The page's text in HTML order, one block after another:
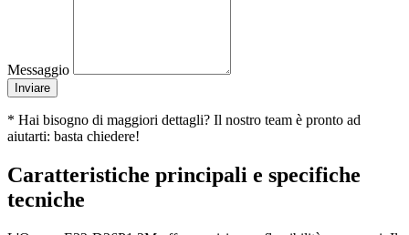
Messaggio
Inviare
* Hai bisogno di maggiori dettagli? Il nostro team è pronto ad
aiutarti: basta chiedere!
Caratteristiche principali e specifiche
tecniche